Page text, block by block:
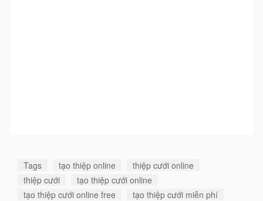
Tags tạo thiệp online
thiệp cưới online
thiệp cưới
tạo thiệp cưới online
tạo thiệp cưới online free
tạo thiệp cưới miễn phí